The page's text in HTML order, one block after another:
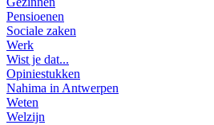
Pensioenen
Sociale zaken
Werk
Wist je dat...
Opiniestukken
Nahima in Antwerpen
Weten
Welzijn